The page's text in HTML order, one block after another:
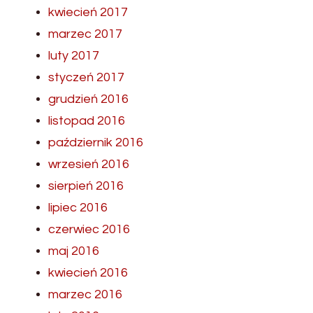
kwiecień 2017
marzec 2017
luty 2017
styczeń 2017
grudzień 2016
listopad 2016
październik 2016
wrzesień 2016
sierpień 2016
lipiec 2016
czerwiec 2016
maj 2016
kwiecień 2016
marzec 2016